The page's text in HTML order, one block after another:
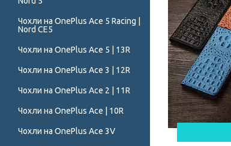
Чохли на OnePlus Ace 5 Racing |
Nord CE5
Чохли на OnePlus Ace 5 | 13R
Чохли на OnePlus Ace 3 | 12R
Чохли на OnePlus Ace 2 | 11R
Чохли на OnePlus Ace | 10R
Чохли на OnePlus Ace 3V